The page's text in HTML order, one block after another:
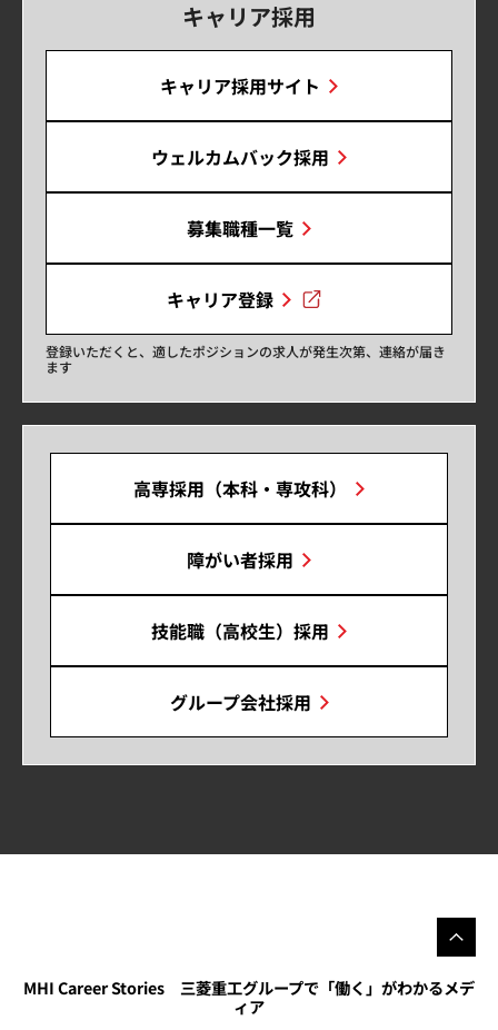
キャリア採用
キャリア採用サイト
ウェルカムバック採用
募集職種一覧
キャリア登録
登録いただくと、適したポジションの求人が発生次第、連絡が届き
ます
高専採用（本科・専攻科）
障がい者採用
技能職（高校生）採用
グループ会社採用
MHI Career Stories 三菱重工グループで「働く」がわかるメデ
ィア